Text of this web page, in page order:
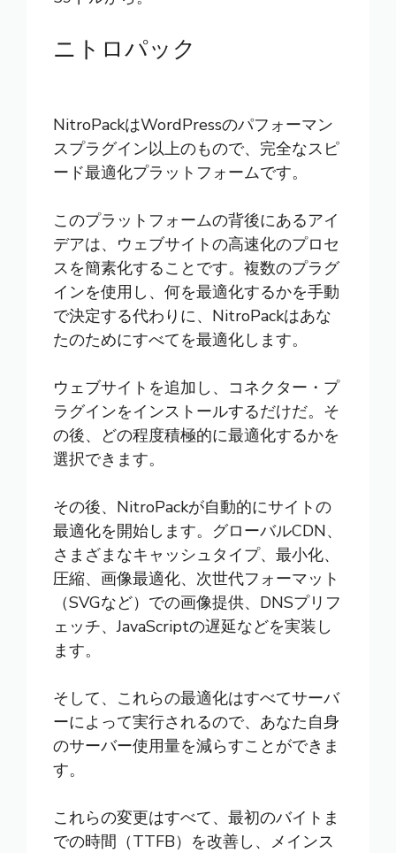
ニトロパック
NitroPackはWordPressのパフォーマン
スプラグイン以上のもので、完全なスピ
ード最適化プラットフォームです。
このプラットフォームの背後にあるアイ
デアは、ウェブサイトの高速化のプロセ
スを簡素化することです。複数のプラグ
インを使用し、何を最適化するかを手動
で決定する代わりに、NitroPackはあな
たのためにすべてを最適化します。
ウェブサイトを追加し、コネクター・プ
ラグインをインストールするだけだ。そ
の後、どの程度積極的に最適化するかを
選択できます。
その後、NitroPackが自動的にサイトの
最適化を開始します。グローバルCDN、
さまざまなキャッシュタイプ、最小化、
圧縮、画像最適化、次世代フォーマット
（SVGなど）での画像提供、DNSプリフ
ェッチ、JavaScriptの遅延などを実装し
ます。
そして、これらの最適化はすべてサーバ
ーによって実行されるので、あなた自身
のサーバー使用量を減らすことができま
す。
これらの変更はすべて、最初のバイトま
での時間（TTFB）を改善し、メインス